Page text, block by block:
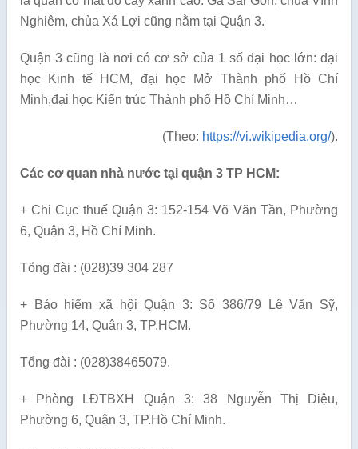
Nghiêm, chùa Xá Lợi cũng nằm tại Quận 3.
Quận 3 cũng là nơi có cơ sở của 1 số đại học lớn: đại
học Kinh tế HCM, đại học Mở Thành phố Hồ Chí
Minh,đại học Kiến trúc Thành phố Hồ Chí Minh…
(Theo: https://vi.wikipedia.org/).
Các cơ quan nhà nước tại quận 3 TP HCM:
+ Chi Cục thuế Quận 3: 152-154 Võ Văn Tần, Phường
6, Quận 3, Hồ Chí Minh.
Tổng đài : (028)39 304 287
+ Bảo hiểm xã hội Quận 3: Số 386/79 Lê Văn Sỹ,
Phường 14, Quận 3, TP.HCM.
Tổng đài : (028)38465079.
+ Phòng LĐTBXH Quận 3: 38 Nguyễn Thị Diệu,
Phường 6, Quận 3, TP.Hồ Chí Minh.